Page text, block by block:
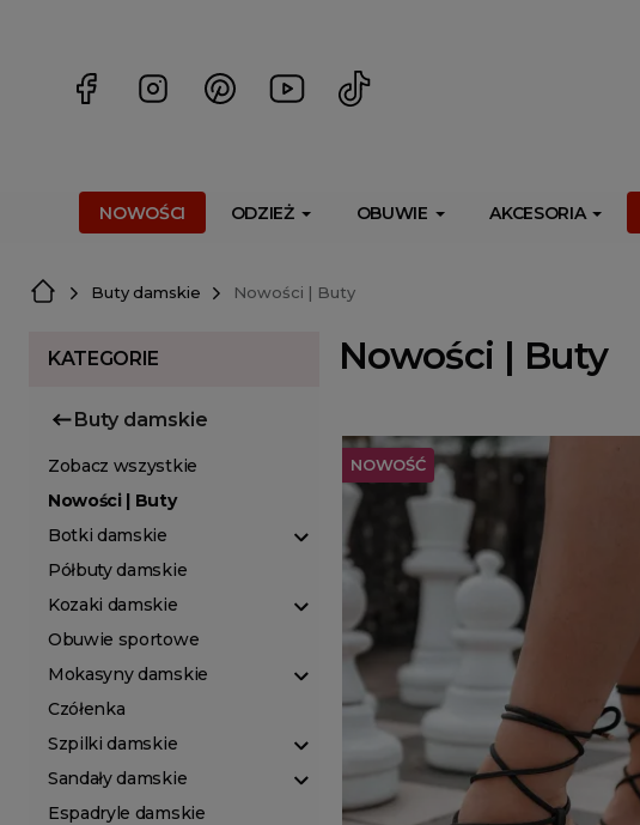
NOWOŚCI ODZIEŻ OBUWIE AKCESORIA
Buty damskie Nowości | Buty
KATEGORIE
Buty damskie
Zobacz wszystkie
Nowości | Buty
Botki damskie
Półbuty damskie
Kozaki damskie
Obuwie sportowe
Mokasyny damskie
Czółenka
Szpilki damskie
Sandały damskie
Espadryle damskie
Nowości | Buty
NOWOŚĆ